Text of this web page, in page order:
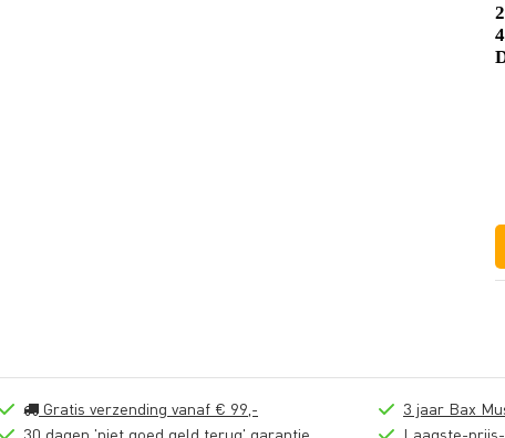
Gratis verzending vanaf € 99,-
30 dagen 'niet goed geld terug' garantie
3 jaar Bax
Laagste-